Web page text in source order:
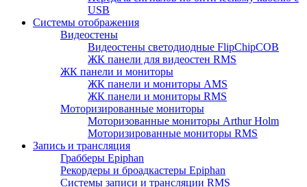
USB
Системы отображения
Видеостены
Видеостены светодиодные FlipChipCOB
ЖК панели для видеостен RMS
ЖК панели и мониторы
ЖК панели и мониторы AMS
ЖК панели и мониторы RMS
Моторизированные мониторы
Моторизованные мониторы Arthur Holm
Моторизированные мониторы RMS
Запись и трансляция
Грабберы Epiphan
Рекордеры и броадкастеры Epiphan
Системы записи и трансляции RMS